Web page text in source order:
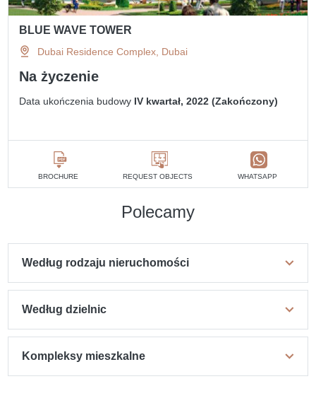
BLUE WAVE TOWER
Dubai Residence Complex, Dubai
Na życzenie
Data ukończenia budowy IV kwartał, 2022 (Zakończony)
BROCHURE REQUEST OBJECTS WHATSAPP
Polecamy
Według rodzaju nieruchomości
Według dzielnic
Kompleksy mieszkalne